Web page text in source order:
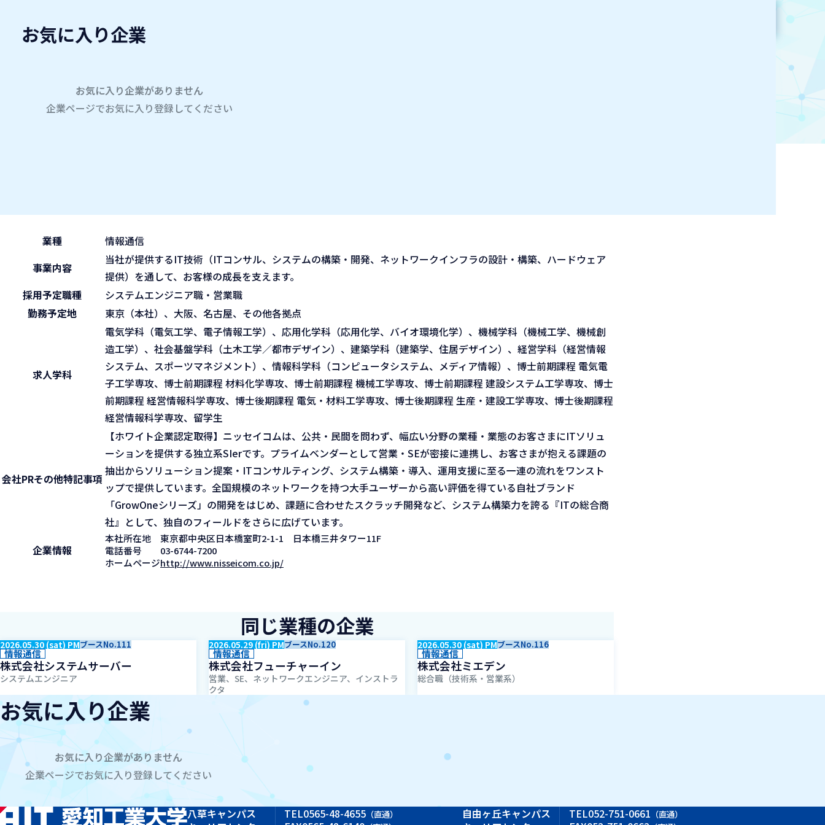
学内企業研究会2026
company
業種
情報通信
事業内容
当社が提供するIT技術（ITコンサル、システムの構築・開発、ネットワークインフラの設計・構築、ハードウェア
提供）を通して、お客様の成長を支えます。
採用予定職種
システムエンジニア職・営業職
勤務予定地
東京（本社）、大阪、名古屋、その他各拠点
求人学科
電気学科（電気工学、電子情報工学）、応用化学科（応用化学、バイオ環境化学）、機械学科（機械工学、機械創
造工学）、社会基盤学科（土木工学／都市デザイン）、建築学科（建築学、住居デザイン）、経営学科（経営情報
システム、スポーツマネジメント）、情報科学科（コンピュータシステム、メディア情報）、博士前期課程 電気電
子工学専攻、博士前期課程 材料化学専攻、博士前期課程 機械工学専攻、博士前期課程 建設システム工学専攻、博士
前期課程 経営情報科学専攻、博士後期課程 電気・材料工学専攻、博士後期課程 生産・建設工学専攻、博士後期課程
経営情報科学専攻、留学生
会社PRその他特記事項
【ホワイト企業認定取得】ニッセイコムは、公共・民間を問わず、幅広い分野の業種・業態のお客さまにITソリュ
ーションを提供する独立系SIerです。プライムベンダーとして営業・SEが密接に連携し、お客さまが抱える課題の
抽出からソリューション提案・ITコンサルティング、システム構築・導入、運用支援に至る一連の流れをワンスト
ップで提供しています。全国規模のネットワークを持つ大手ユーザーから高い評価を得ている自社ブランド
「GrowOneシリーズ」の開発をはじめ、課題に合わせたスクラッチ開発など、システム構築力を誇る『ITの総合商
社』として、独自のフィールドをさらに広げています。
企業情報
本社所在地
東京都中央区日本橋室町2-1-1 日本橋三井タワー11F
電話番号
03-6744-7200
ホームページhttp://www.nisseicom.co.jp/
同じ業種の企業
2026.05.30 (sat) PMブースNo.111
情報通信
株式会社システムサーバー
システムエンジニア
2026.05.29 (fri) PMブースNo.120
情報通信
株式会社フューチャーイン
営業、SE、ネットワークエンジニア、インストラ
クタ
2026.05.30 (sat) PMブースNo.116
情報通信
株式会社ミエデン
総合職（技術系・営業系）
お気に入り企業
お気に入り企業がありません
企業ページでお気に入り登録してください
八草キャンパス
TEL0565-48-4655 （直通）
自由ヶ丘キャンパス
TEL052-751-0661 （直通）
お気に入り企業
お気に入り企業がありません
企業ページでお気に入り登録してください